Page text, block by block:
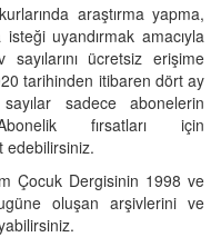
araştırma yapma,
uyandırmak amacıyla
ücretsiz erişime
tarihinden itibaren dört ay
sadece abonelerin
fırsatları için
edebilirsiniz.
Çocuk Dergisinin 1998 ve
oluşan arşivlerini ve